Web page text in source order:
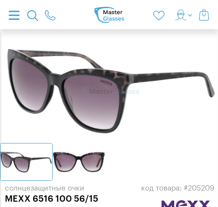
солнцезащитные очки
MEXX 6516 100 56/15
код товара: #205209